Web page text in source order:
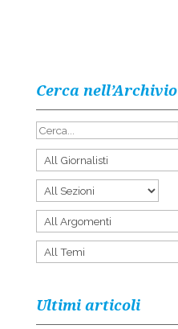
Cerca nell’Archivio
Ultimi articoli